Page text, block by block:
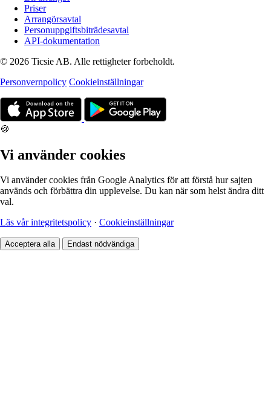
Priser
Arrangörsavtal
Personuppgiftsbiträdesavtal
API-dokumentation
© 2026 Ticsie AB. Alle rettigheter forbeholdt.
Personvernpolicy Cookieinställningar
🍪
Vi använder cookies
Vi använder cookies från Google Analytics för att förstå hur sajten
används och förbättra din upplevelse. Du kan när som helst ändra ditt
val.
Läs vår integritetspolicy · Cookieinställningar
Acceptera alla Endast nödvändiga